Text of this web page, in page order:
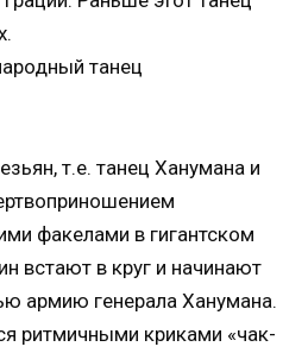
т.е. танец Ханумана и
факелами в гигантском
встают в круг и начинают
армию генерала Ханумана.
ритмичными криками «чак-